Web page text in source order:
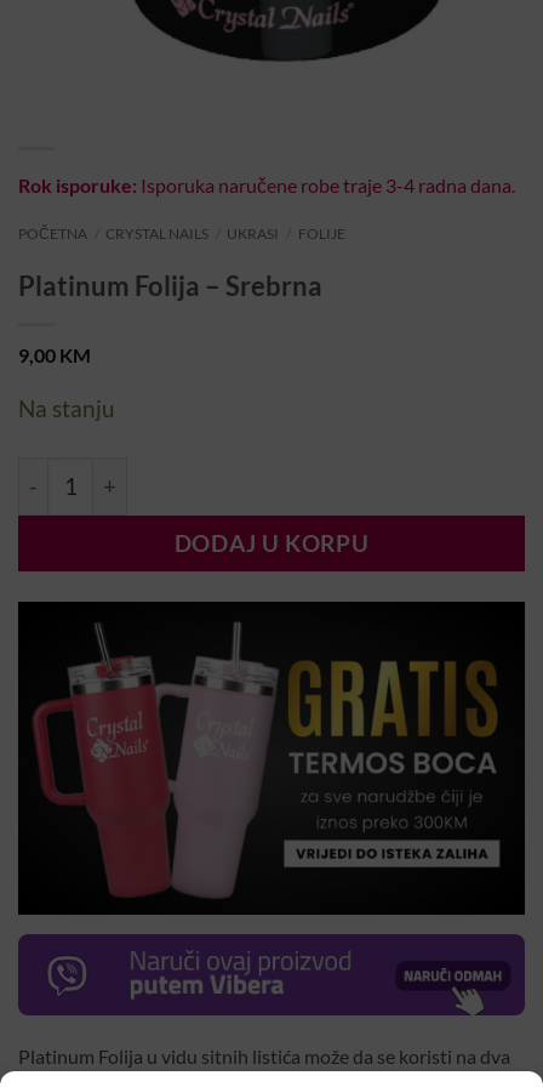
Rok isporuke: Isporuka naručene robe traje 3-4 radna dana.
POČETNA CRYSTAL NAILS UKRASI FOLIJE
Platinum Folija – Srebrna
9,00 KM
Na stanju
Platinum Folija - Srebrna količina
DODAJ U KORPU
Platinum Folija u vidu sitnih listića može da se koristi na dva